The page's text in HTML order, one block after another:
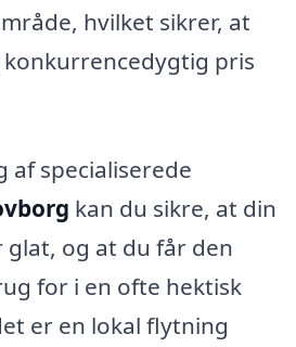
hvilket sikrer, at
pris
af specialiserede
kan du sikre, at din
og at du får den
for i en ofte hektisk
er en lokal flytning